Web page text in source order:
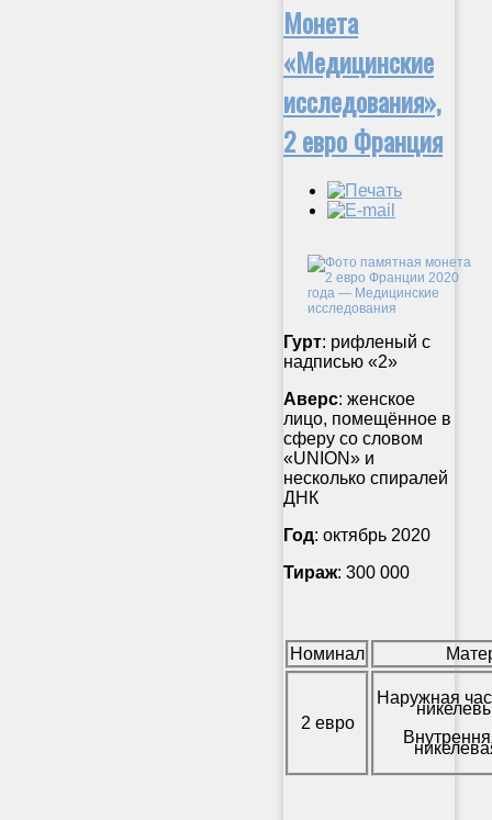
Монета
«Медицинские
исследования»,
2 евро Франция
Гурт: рифленый с
надписью «2»
Аверс: женское
лицо, помещённое в
сферу со словом
«UNION» и
несколько спиралей
ДНК
Год: октябрь 2020
Тираж: 300 000
Номинал
2 евро
Наружная